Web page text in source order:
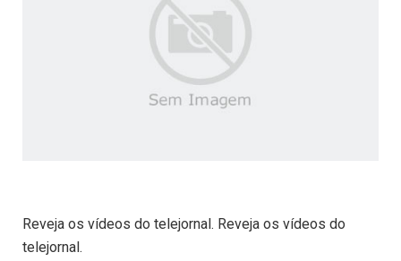
Reveja os vídeos do telejornal. Reveja os vídeos do
telejornal.